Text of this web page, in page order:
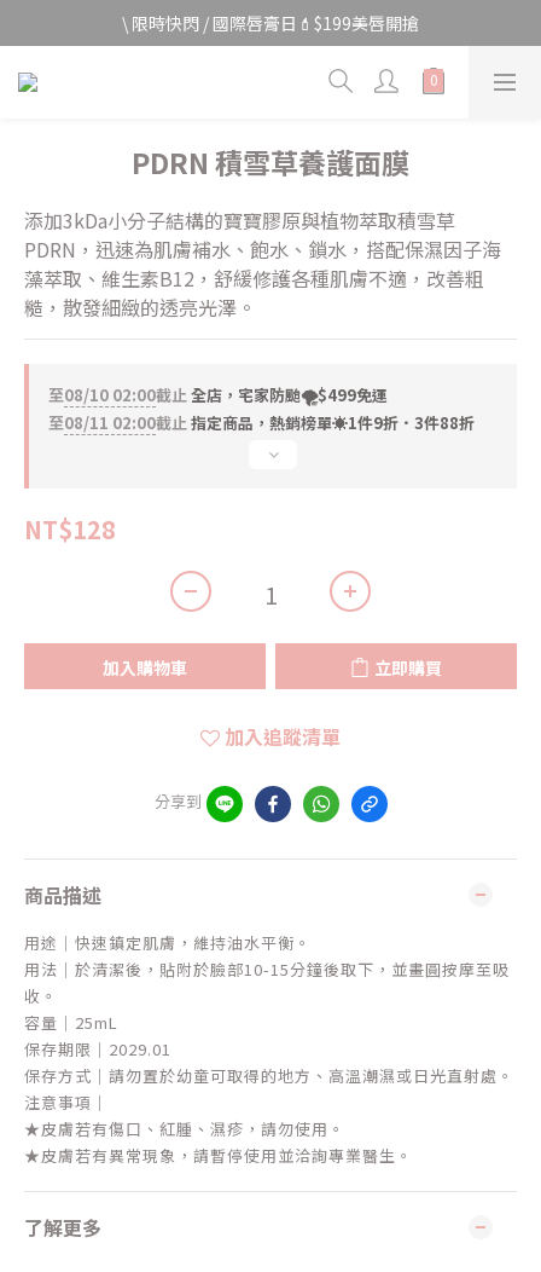
宅家防颱🌀全館$499免運費
\ 限時快閃 / 國際唇膏日💄$199美唇開搶
宅家防颱🌀全館$499免運費
PDRN 積雪草養護面膜
添加3kDa小分子結構的寶寶膠原與植物萃取積雪草
PDRN，迅速為肌膚補水、飽水、鎖水，搭配保濕因子海
藻萃取、維生素B12，舒緩修護各種肌膚不適，改善粗
糙，散發細緻的透亮光澤。
至08/10 02:00截止全店，宅家防颱🌪️$499免運
至08/11 02:00截止指定商品，熱銷榜單☀️1件9折．3件88折
NT$128
加入購物車 立即購買
加入追蹤清單
分享到
商品描述
用途｜快速鎮定肌膚，維持油水平衡。
用法｜於清潔後，貼附於臉部10-15分鐘後取下，並畫圓按摩至吸
收。
容量｜25mL
保存期限｜2029.01
保存方式｜請勿置於幼童可取得的地方、高溫潮濕或日光直射處。
注意事項｜
★皮膚若有傷口、紅腫、濕疹，請勿使用。
★皮膚若有異常現象，請暫停使用並洽詢專業醫生。
了解更多